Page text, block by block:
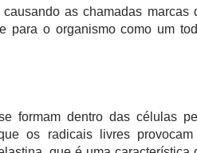
as chamadas marcas
para o organismo como um
formam dentro das células
os radicais livres